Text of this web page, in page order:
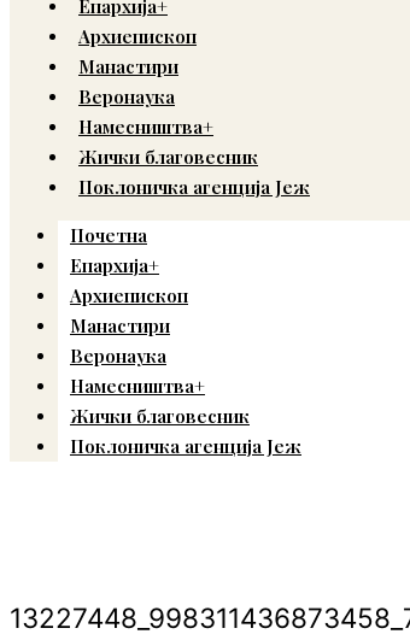
Епархија+
Архиепископ
Манастири
Веронаука
Намесништва+
Жички благовесник
Поклоничка агенција Јеж
Почетна
Епархија+
Архиепископ
Манастири
Веронаука
Намесништва+
Жички благовесник
Поклоничка агенција Јеж